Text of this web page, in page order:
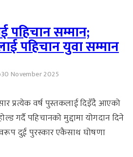
पहिचान सम्मान;
पहिचान युवा सम्मान
30 November 2025
प्रत्येक वर्ष पुस्तकलाई दिइँदै आएको
गर्दै पहिचानको मुद्दामा योगदान दिने
दुई पुरस्कार एकैसाथ घोषणा